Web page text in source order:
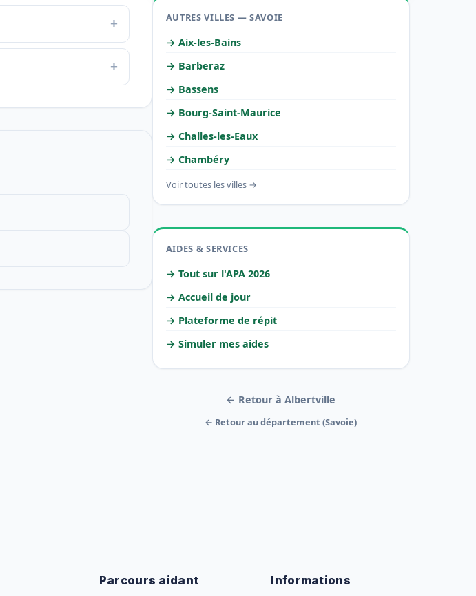
AUTRES VILLES — SAVOIE
→ Aix-les-Bains
→ Barberaz
→ Bassens
→ Bourg-Saint-Maurice
→ Challes-les-Eaux
→ Chambéry
Voir toutes les villes →
AIDES & SERVICES
→ Tout sur l'APA 2026
→ Accueil de jour
→ Plateforme de répit
→ Simuler mes aides
← Retour à Albertville
← Retour au département (Savoie)
Parcours aidant Informations